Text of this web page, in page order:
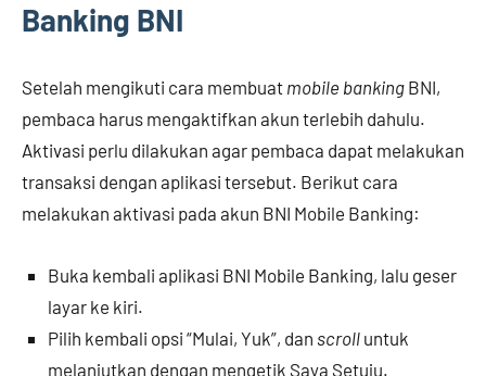
Banking BNI
Setelah mengikuti cara membuat mobile banking BNI,
pembaca harus mengaktifkan akun terlebih dahulu.
Aktivasi perlu dilakukan agar pembaca dapat melakukan
transaksi dengan aplikasi tersebut. Berikut cara
melakukan aktivasi pada akun BNI Mobile Banking:
Buka kembali aplikasi BNI Mobile Banking, lalu geser
layar ke kiri.
Pilih kembali opsi “Mulai, Yuk”, dan scroll untuk
melanjutkan dengan mengetik Saya Setuju.